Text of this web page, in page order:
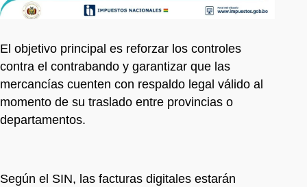
El objetivo principal es reforzar los controles
contra el contrabando y garantizar que las
mercancías cuenten con respaldo legal válido al
momento de su traslado entre provincias o
departamentos.
Según el SIN, las facturas digitales estarán